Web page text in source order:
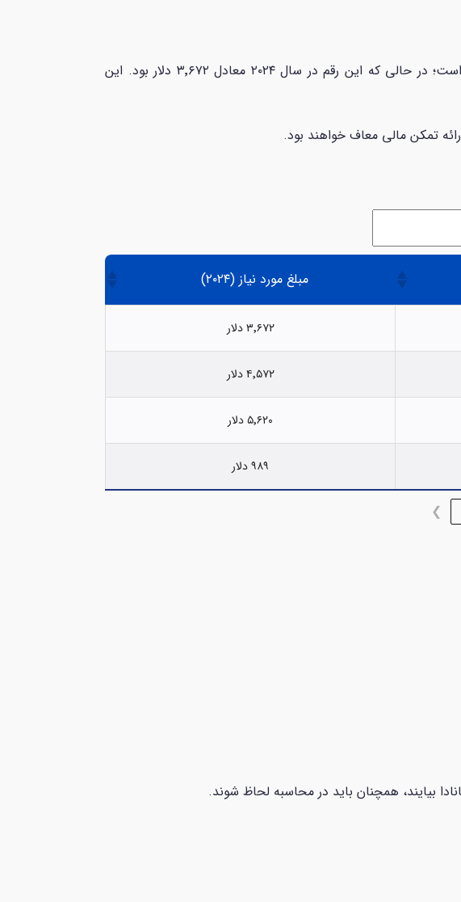
به‌عنوان نمونه، حداقل مبلغ مورد نیاز برای یک فرد مجرد در سال ۲۰۲۵ به ۳٬۸۱۵ دلار کانادا رسیده است؛ در حالی که این رقم در سال ۲۰۲۴ معادل ۳٬۶۷۲ دلار بود. این
تمکن مالی معاف خواهند بود.
مبلغ مورد نیاز (۲۰۲۴)
۳٬۶۷۲ دلار
۴٬۵۷۲ دلار
۵٬۶۲۰ دلار
۹۸۹ دلار
❯
بیایند، همچنان باید در محاسبه لحاظ شوند.